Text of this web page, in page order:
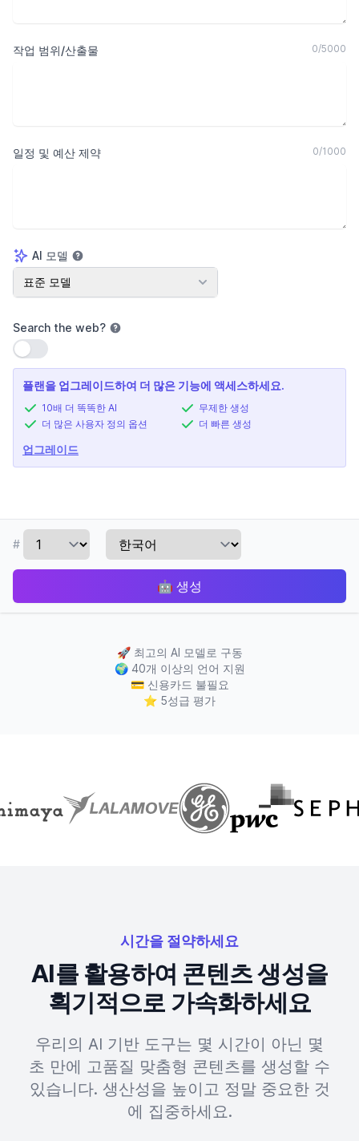
작업 범위/산출물 0/5000
일정 및 예산 제약 0/1000
AI 모델
AI 모델
표준 모델
Search the web?
설정 사용
플랜을 업그레이드하여 더 많은 기능에 액세스하세요.
10배 더 똑똑한 AI
더 많은 사용자 정의 옵션
무제한 생성
더 빠른 생성
업그레이드
#
🤖 생성
🚀 최고의 AI 모델로 구동
🌍 40개 이상의 언어 지원
💳 신용카드 불필요
⭐ 5성급 평가
시간을 절약하세요
AI를 활용하여 콘텐츠 생성을
획기적으로 가속화하세요
우리의 AI 기반 도구는 몇 시간이 아닌 몇
초 만에 고품질 맞춤형 콘텐츠를 생성할 수
있습니다. 생산성을 높이고 정말 중요한 것
에 집중하세요.